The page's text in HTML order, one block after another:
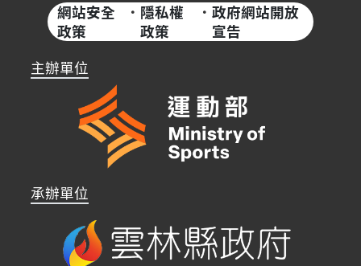
網站安全
政策
· 隱私權
政策
·政府網站開放
宣告
主辦單位
承辦單位